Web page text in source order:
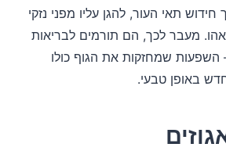
תאי העור, להגן עליו מפני נזקי
מעבר לכך, הם תורמים לבריאות
השפעות שמחזקות את הגוף כולו
באופן טבעי.